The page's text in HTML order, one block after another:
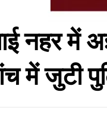
नहर में
में जुटी